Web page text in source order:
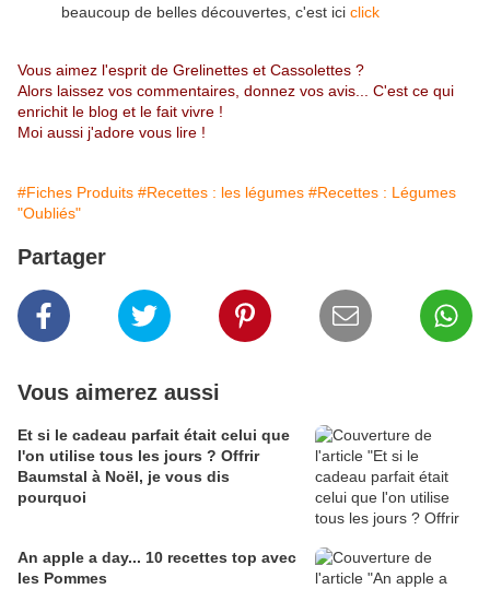
beaucoup de belles découvertes, c'est ici click
Vous aimez l'esprit de Grelinettes et Cassolettes ?
Alors laissez vos commentaires, donnez vos avis... C'est ce qui
enrichit le blog et le fait vivre !
Moi aussi j'adore vous lire !
#Fiches Produits #Recettes : les légumes #Recettes : Légumes
"Oubliés"
Partager
Vous aimerez aussi
Et si le cadeau parfait était celui que
l'on utilise tous les jours ? Offrir
Baumstal à Noël, je vous dis
pourquoi
An apple a day... 10 recettes top avec
les Pommes